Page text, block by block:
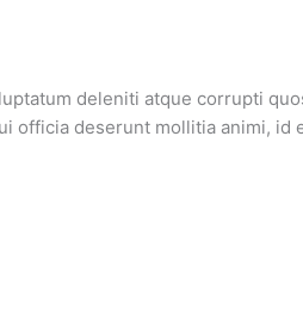
deleniti atque corrupti
officia deserunt mollitia animi, id